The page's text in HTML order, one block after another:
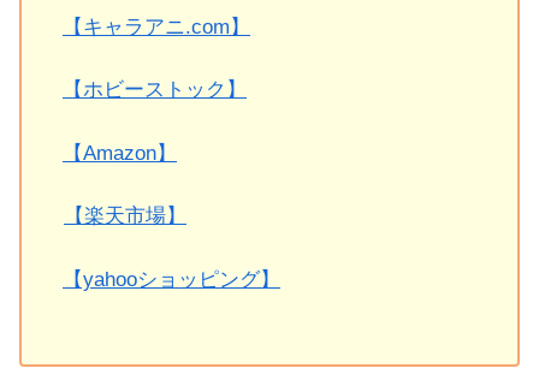
【キャラアニ.com】
【ホビーストック】
【Amazon】
【楽天市場】
【yahooショッピング】